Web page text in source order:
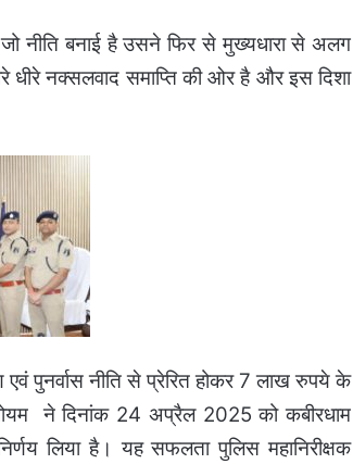
नीति बनाई है उसने फिर से मुख्यधारा से अलग
धीरे नक्सलवाद समाप्ति की ओर है और इस दिशा
एवं पुनर्वास नीति से प्रेरित होकर 7 लाख रुपये के
ने दिनांक 24 अप्रैल 2025 को कबीरधाम
लिया है।यह सफलता पुलिस महानिरीक्षक